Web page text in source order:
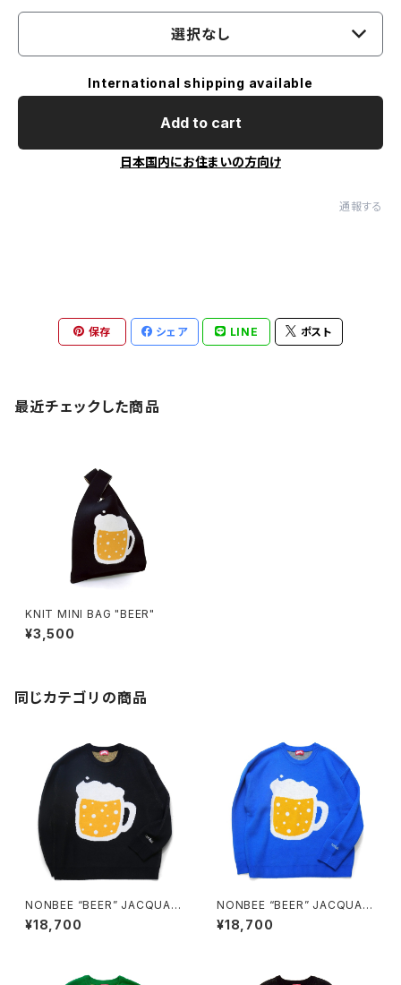
選択なし
International shipping available
Add to cart
日本国内にお住まいの方向け
通報する
保存 シェア LINE ポスト
最近チェックした商品
KNIT MINI BAG "BEER"
¥3,500
同じカテゴリの商品
NONBEE “BEER” JACQUAR
D KNIT black
¥18,700
NONBEE “BEER” JACQUAR
D KNIT blue
¥18,700